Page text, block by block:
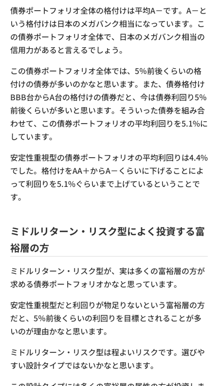
債券ポートフォリオ全体の格付けは平均A－です。A－と
いう格付けは日本のメガバンク相当になっています。こ
の債券ポートフォリオ全体で、日本のメガバンク相当の
信用力があると言えるでしょう。
この債券ポートフォリオ全体では、5％前後くらいの格
付けの債券が多いのかなと思います。また、債券格付け
BBB台からA台の格付けの債券だと、今は債券利回り5％
前後くらいが多いと思います。そういった債券を組み合
わせて、この債券ポートフォリオの平均利回りを5.1%に
しています。
安定性重視型の債券ポートフォリオの平均利回りは4.4%
でした。格付けをAA＋からA－くらいに下げることによ
って利回りを5.1%ぐらいまで上げているということで
す。
ミドルリターン・リスク型によく投資する富
裕層の方
ミドルリターン・リスク型が、実は多くの富裕層の方が
求める債券ポートフォリオかなと思っています。
安定性重視型だと利回りが物足りないという富裕層の方
だと、5％前後くらいの利回りを目標とされることが多
いのが理由かなと思います。
ミドルリターン・リスク型は程よいリスクです。選びや
すい設計タイプではないかなと思います。